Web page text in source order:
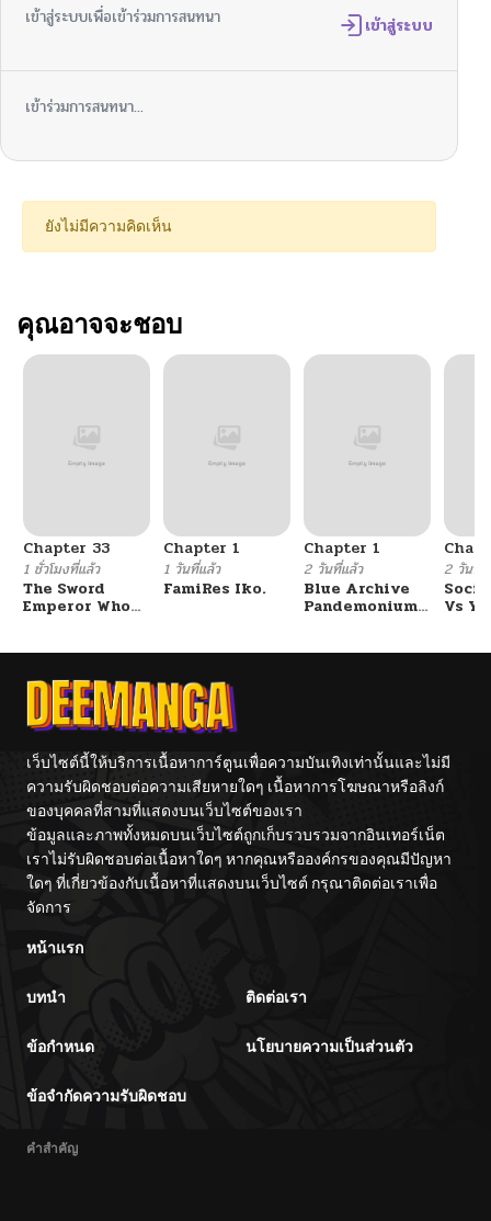
เข้าสู่ระบบเพื่อเข้าร่วมการสนทนา เข้าสู่ระบบ
เข้าร่วมการสนทนา...
ยังไม่มีความคิดเห็น
คุณอาจจะชอบ
Chapter 33
1 ชั่วโมงที่แล้ว
The Sword
Emperor Who
จักรพรรดิเทพดาบ
ผงาดเหนือชาติภพ
Chapter 1
1 วันที่แล้ว
FamiRes Iko.
Chapter 1
2 วันที่แล้ว
Blue Archive
Pandemonium
2 วันที่แ
Vs
เว็บไซต์นี้ให้บริการเนื้อหาการ์ตูนเพื่อความบันเทิงเท่านั้นและไม่มี
ความรับผิดชอบต่อความเสียหายใดๆ เนื้อหาการโฆษณาหรือลิงก์
ของบุคคลที่สามที่แสดงบนเว็บไซต์ของเรา
ข้อมูลและภาพทั้งหมดบนเว็บไซต์ถูกเก็บรวบรวมจากอินเทอร์เน็ต
เราไม่รับผิดชอบต่อเนื้อหาใดๆ หากคุณหรือองค์กรของคุณมีปัญหา
ใดๆ ที่เกี่ยวข้องกับเนื้อหาที่แสดงบนเว็บไซต์ กรุณาติดต่อเราเพื่อ
จัดการ
หน้าแรก
บทนำ ติดต่อเรา
ข้อกำหนด นโยบายความเป็นส่วนตัว
ข้อจำกัดความรับผิดชอบ
คำสำคัญ